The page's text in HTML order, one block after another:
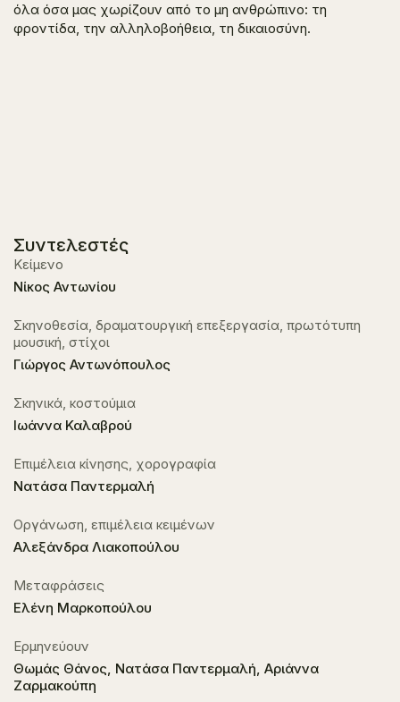
όλα όσα μας χωρίζουν από το μη ανθρώπινο: τη
φροντίδα, την αλληλοβοήθεια, τη δικαιοσύνη.
Συντελεστές
Κείμενο
Νίκος Αντωνίου
Σκηνοθεσία, δραματουργική επεξεργασία, πρωτότυπη
μουσική, στίχοι
Γιώργος Αντωνόπουλος
Σκηνικά, κοστούμια
Ιωάννα Καλαβρού
Επιμέλεια κίνησης, χορογραφία
Νατάσα Παντερμαλή
Οργάνωση, επιμέλεια κειμένων
Αλεξάνδρα Λιακοπούλου
Μεταφράσεις
Ελένη Μαρκοπούλου
Ερμηνεύουν
Θωμάς Θάνος, Νατάσα Παντερμαλή, Αριάννα
Ζαρμακούπη